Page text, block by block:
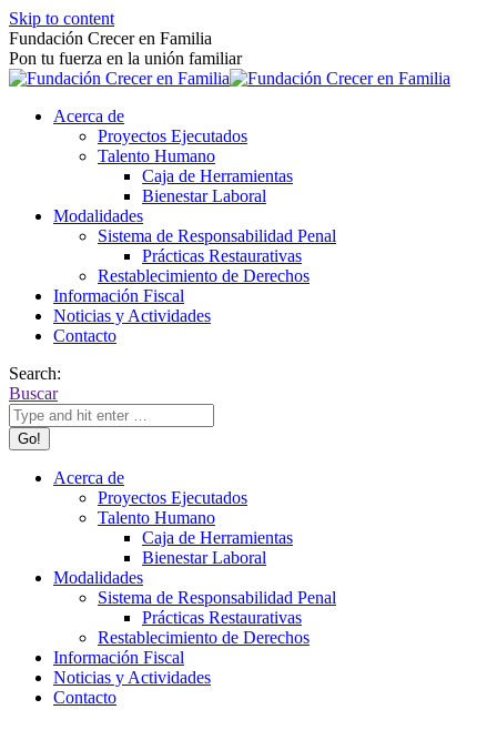
Skip to content
Fundación Crecer en Familia
Pon tu fuerza en la unión familiar
Acerca de
Proyectos Ejecutados
Talento Humano
Caja de Herramientas
Bienestar Laboral
Modalidades
Sistema de Responsabilidad Penal
Prácticas Restaurativas
Restablecimiento de Derechos
Información Fiscal
Noticias y Actividades
Contacto
Search:
Buscar
Acerca de
Proyectos Ejecutados
Talento Humano
Caja de Herramientas
Bienestar Laboral
Modalidades
Sistema de Responsabilidad Penal
Prácticas Restaurativas
Restablecimiento de Derechos
Información Fiscal
Noticias y Actividades
Contacto